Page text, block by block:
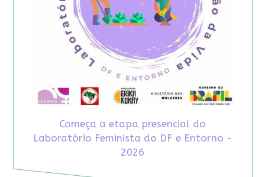
Começa a etapa presencial do
Laboratório Feminista do DF e Entorno -
2026